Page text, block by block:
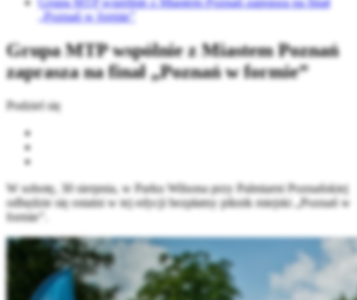
„Poznań w formie”
Grupa MTP wspólnie z Miastem Poznań
zaprasza na finał „Poznań w formie”
Podziel się
W sobotę, 30 sierpnia, w Parku Wilsona przy Palmiarni Poznańskiej
odbędzie się ostatni w tej edycji bezpłatny piknik miejski „Poznań w
formie”.